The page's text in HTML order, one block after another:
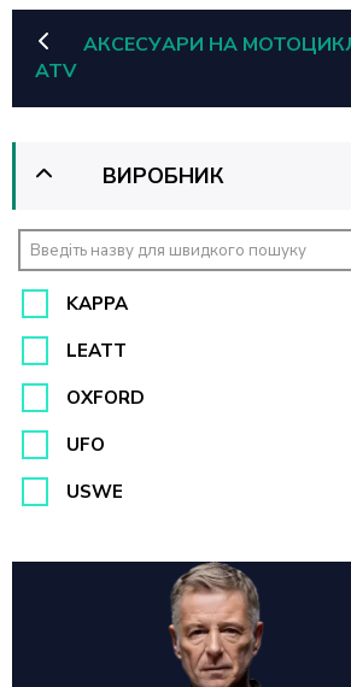
АКСЕСУАРИ НА
ATV
ВИРОБНИК
KAPPA
LEATT
OXFORD
UFO
USWE